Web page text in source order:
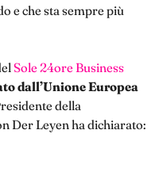
e che sta sempre più
Sole 24ore Business
dall’Unione Europea
della
Der Leyen ha dichiarato: